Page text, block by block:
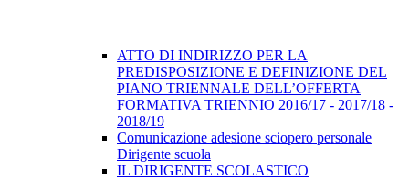
ATTO DI INDIRIZZO PER LA
PREDISPOSIZIONE E DEFINIZIONE DEL
PIANO TRIENNALE DELL’OFFERTA
FORMATIVA TRIENNIO 2016/17 - 2017/18 -
2018/19
Comunicazione adesione sciopero personale
Dirigente scuola
IL DIRIGENTE SCOLASTICO